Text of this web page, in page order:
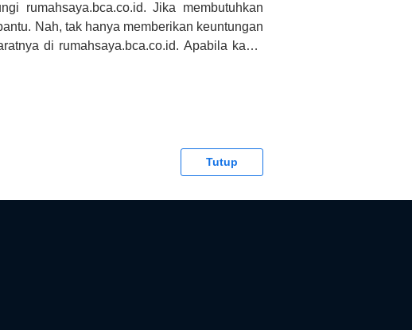
rumahsaya.bca.co.id. Jika membutuhkan
Nah, tak hanya memberikan keuntungan
di rumahsaya.bca.co.id. Apabila kamu
Tutup